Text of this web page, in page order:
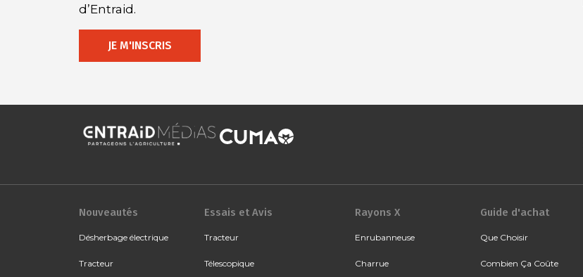
d’Entraid.
JE M'INSCRIS
Nouveautés
Désherbage électrique
Tracteur
Essais et Avis
Tracteur
Télescopique
Rayons X
Enrubanneuse
Charrue
Guide d'achat
Que Choisir
Combien Ça Coûte